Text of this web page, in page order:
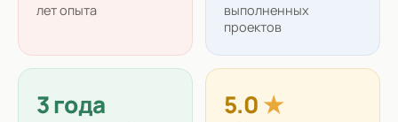
лет опыта
выполненных
проектов
3 года 5.0★